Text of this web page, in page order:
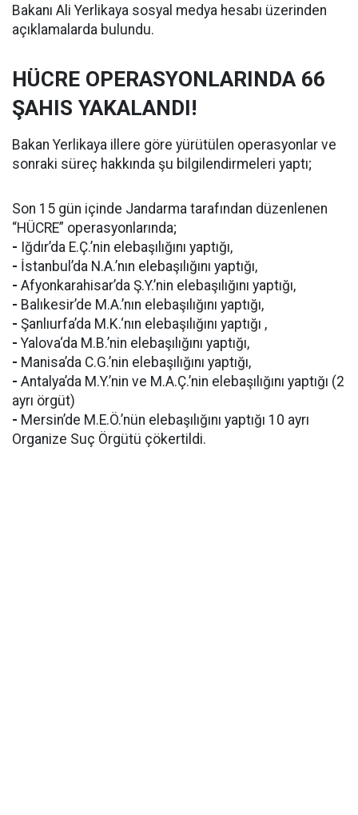
Bakanı Ali Yerlikaya sosyal medya hesabı üzerinden
açıklamalarda bulundu.
HÜCRE OPERASYONLARINDA 66
ŞAHIS YAKALANDI!
Bakan Yerlikaya illere göre yürütülen operasyonlar ve
sonraki süreç hakkında şu bilgilendirmeleri yaptı;
Son 15 gün içinde Jandarma tarafından düzenlenen
“HÜCRE” operasyonlarında;
- Iğdır’da E.Ç.’nin elebaşılığını yaptığı,
- İstanbul’da N.A.’nın elebaşılığını yaptığı,
- Afyonkarahisar’da Ş.Y.’nin elebaşılığını yaptığı,
- Balıkesir’de M.A.’nın elebaşılığını yaptığı,
- Şanlıurfa’da M.K.‘nın elebaşılığını yaptığı ,
- Yalova‘da M.B.’nin elebaşılığını yaptığı,
- Manisa’da C.G.’nin elebaşılığını yaptığı,
- Antalya’da M.Y.’nin ve M.A.Ç.’nin elebaşılığını yaptığı (2
ayrı örgüt)
- Mersin’de M.E.Ö.’nün elebaşılığını yaptığı 10 ayrı
Organize Suç Örgütü çökertildi.